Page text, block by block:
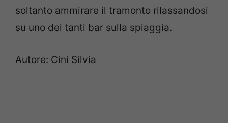
soltanto ammirare il tramonto rilassandosi
su uno dei tanti bar sulla spiaggia.
Autore: Cini Silvia